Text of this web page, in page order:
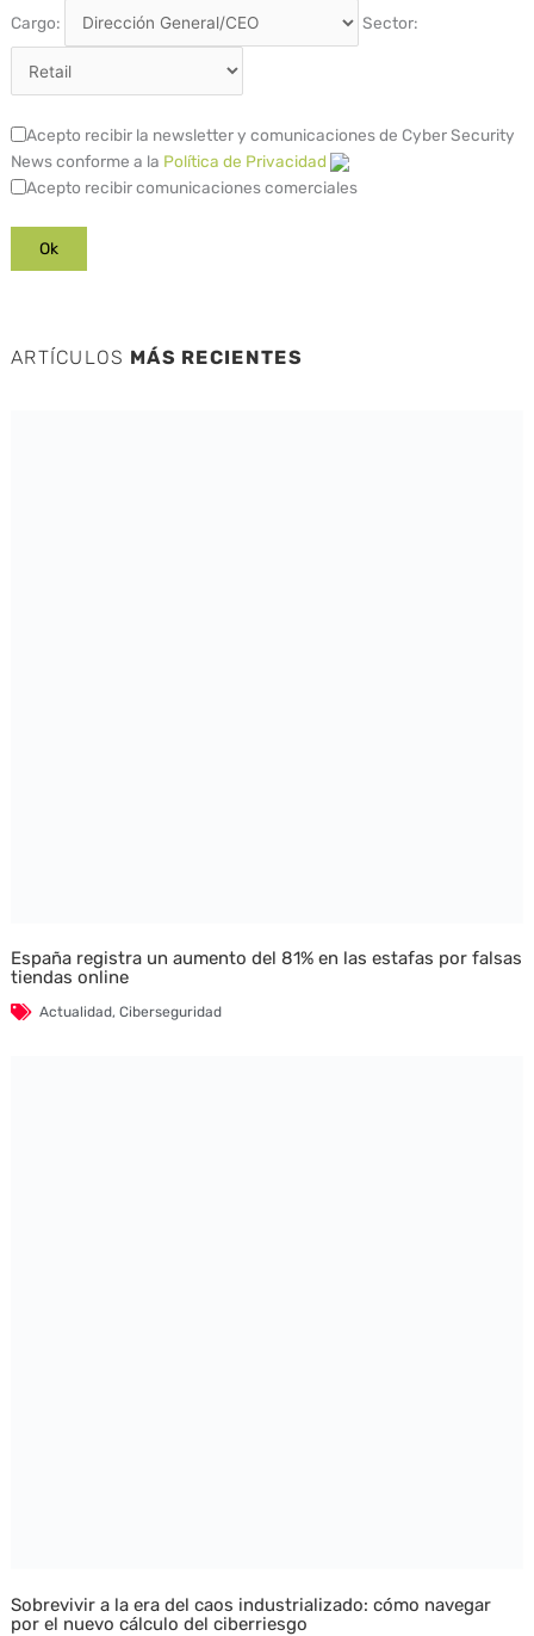
Cargo: Sector:
Acepto recibir la newsletter y comunicaciones de Cyber Security
News conforme a la Política de Privacidad
Acepto recibir comunicaciones comerciales
ARTÍCULOS MÁS RECIENTES
España registra un aumento del 81% en las estafas por falsas
tiendas online
Actualidad, Ciberseguridad
Sobrevivir a la era del caos industrializado: cómo navegar
por el nuevo cálculo del ciberriesgo